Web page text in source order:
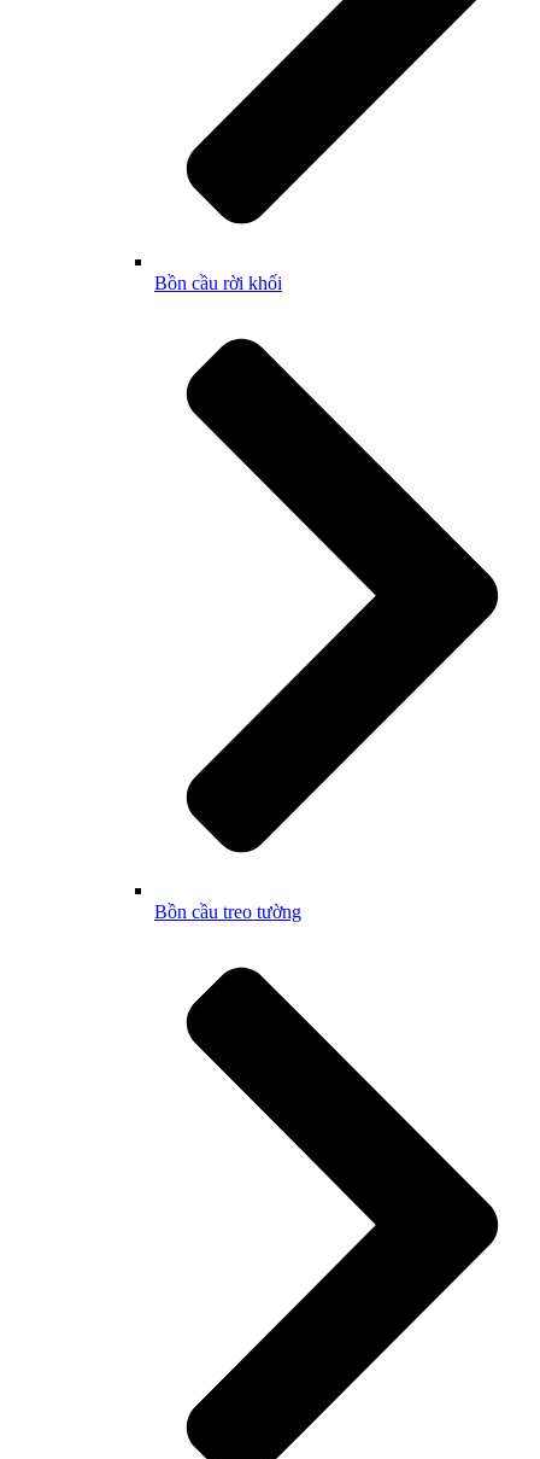
Bồn cầu rời khối
Bồn cầu treo tường